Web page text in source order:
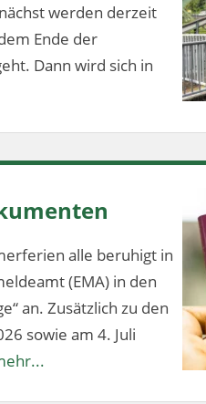
werden derzeit
Ende der
Dann wird sich in
alle beruhigt in
(EMA) in den
an. Zusätzlich zu den
sowie am 4. Juli